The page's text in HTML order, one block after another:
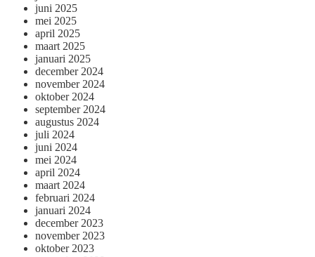
juni 2025
mei 2025
april 2025
maart 2025
januari 2025
december 2024
november 2024
oktober 2024
september 2024
augustus 2024
juli 2024
juni 2024
mei 2024
april 2024
maart 2024
februari 2024
januari 2024
december 2023
november 2023
oktober 2023